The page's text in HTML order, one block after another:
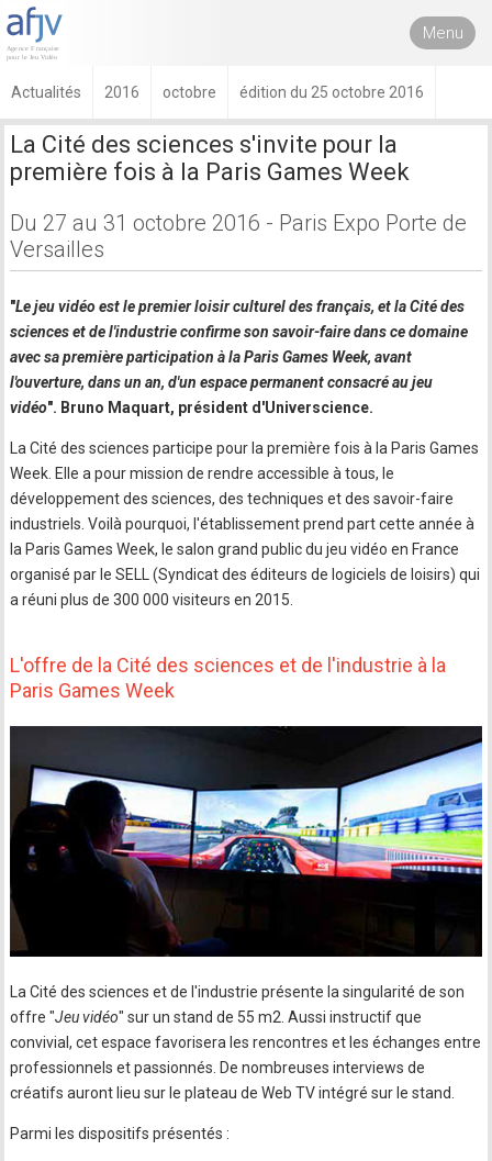
Menu
Actualités 2016 octobre édition du 25 octobre 2016
La Cité des sciences s'invite pour la
première fois à la Paris Games Week
Du 27 au 31 octobre 2016 - Paris Expo Porte de
Versailles
"Le jeu vidéo est le premier loisir culturel des français, et la Cité des
sciences et de l'industrie confirme son savoir-faire dans ce domaine
avec sa première participation à la Paris Games Week, avant
l'ouverture, dans un an, d'un espace permanent consacré au jeu
vidéo". Bruno Maquart, président d'Universcience.
La Cité des sciences participe pour la première fois à la Paris Games
Week. Elle a pour mission de rendre accessible à tous, le
développement des sciences, des techniques et des savoir-faire
industriels. Voilà pourquoi, l'établissement prend part cette année à
la Paris Games Week, le salon grand public du jeu vidéo en France
organisé par le SELL (Syndicat des éditeurs de logiciels de loisirs) qui
a réuni plus de 300 000 visiteurs en 2015.
L'offre de la Cité des sciences et de l'industrie à la
Paris Games Week
La Cité des sciences et de l'industrie présente la singularité de son
offre "Jeu vidéo" sur un stand de 55 m2. Aussi instructif que
convivial, cet espace favorisera les rencontres et les échanges entre
professionnels et passionnés. De nombreuses interviews de
créatifs auront lieu sur le plateau de Web TV intégré sur le stand.
Parmi les dispositifs présentés :